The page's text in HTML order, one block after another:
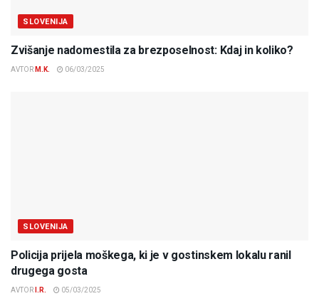
SLOVENIJA
Zvišanje nadomestila za brezposelnost: Kdaj in koliko?
AVTOR M.K. 06/03/2025
SLOVENIJA
Policija prijela moškega, ki je v gostinskem lokalu ranil
drugega gosta
AVTOR I.R. 05/03/2025